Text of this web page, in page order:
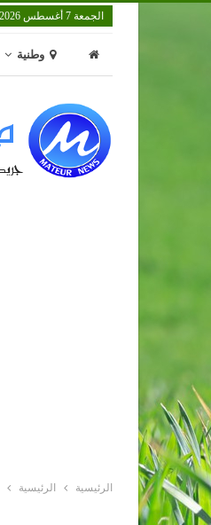
الجمعة 7 أغسطس 2026
وطنية
الرئيسية الرئيسية